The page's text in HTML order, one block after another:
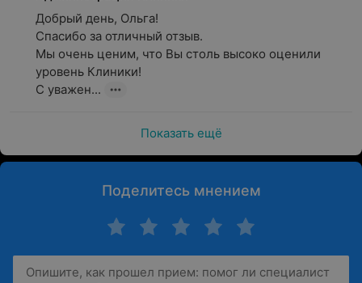
Добрый день, Ольга!
Спасибо за отличный отзыв.
Мы очень ценим, что Вы столь высоко оценили
уровень Клиники!
С уважен...
Показать ещё
Поделитесь мнением